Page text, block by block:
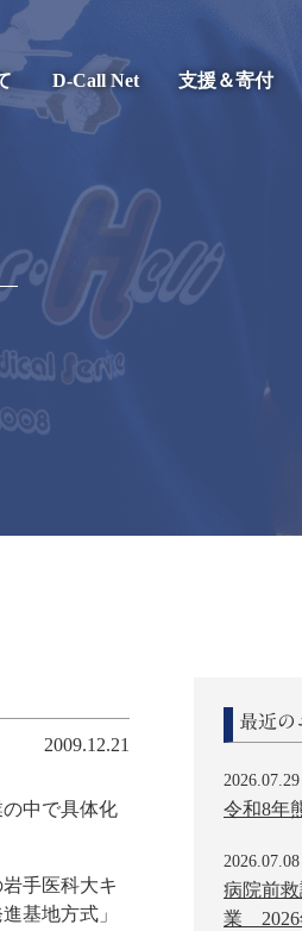
D-Call Net 支援＆寄付
2009.12.21
中で具体化
手医科大キ
基地方式」
最近の
2026.07.29
令和8年
2026.07.08
病院前
業 2026